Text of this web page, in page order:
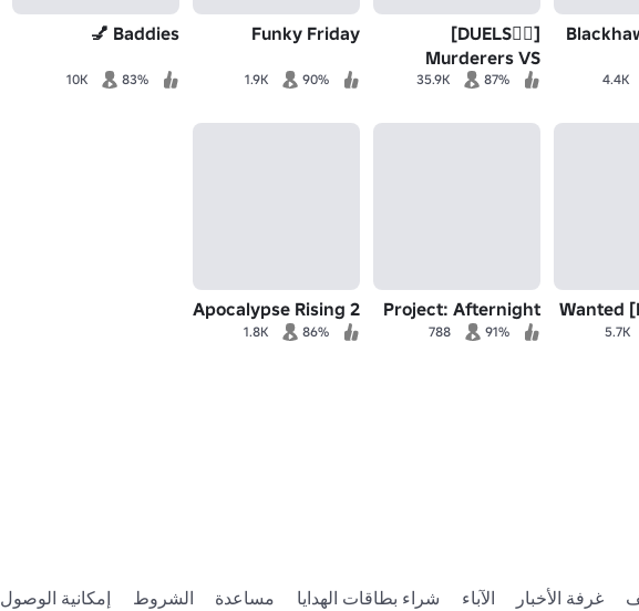
4.4K
[🧙‍♀️DUELS]
Murderers VS
Sheriffs
87%
35.9K
Funky Friday
90%
1.9K
Baddies 💅
83%
10K
Wanted
5.7K
Project: Afternight
91%
788
Apocalypse Rising 2
86%
1.8K
غرفة الأخبار الآباء شراء بطاقات الهدايا مساعدة الشروط إمكانية الوصول